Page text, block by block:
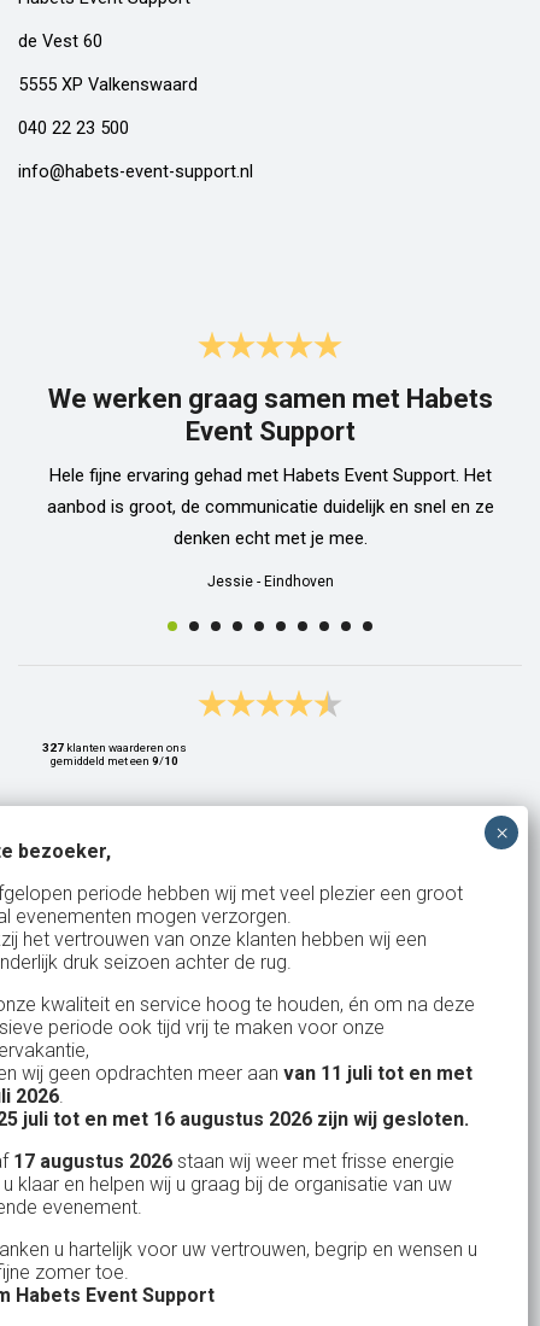
de Vest 60
5555 XP Valkenswaard
040 22 23 500
info@habets-event-support.nl
We werken graag samen met Habets
Event Support
Hele fijne ervaring gehad met Habets Event Support. Het
aanbod is groot, de communicatie duidelijk en snel en ze
denken echt met je mee.
Jessie - Eindhoven
327 klanten waarderen ons
gemiddeld met een 9/10
Bank: NL15ABNA0561810710
KvK: 17167131
BTW: NL.1678.53.296.B01
Uw partner in:
Evenementen verhuur
Feestverhuur
Licht- en Geluidverhuur
Horeca verhuur
Partyverhuur
bezoeker,
periode hebben wij met veel plezier een groot
evenementen mogen verzorgen.
het vertrouwen van onze klanten hebben wij een
druk seizoen achter de rug.
kwaliteit en service hoog te houden, én om na deze
periode ook tijd vrij te maken voor onze
wij geen opdrachten meer aan van 11 juli tot en met
2026.
juli tot en met 16 augustus 2026 zijn wij gesloten.
17 augustus 2026 staan wij weer met frisse energie
klaar en helpen wij u graag bij de organisatie van uw
evenement.
u hartelijk voor uw vertrouwen, begrip en wensen u
zomer toe.
Habets Event Support